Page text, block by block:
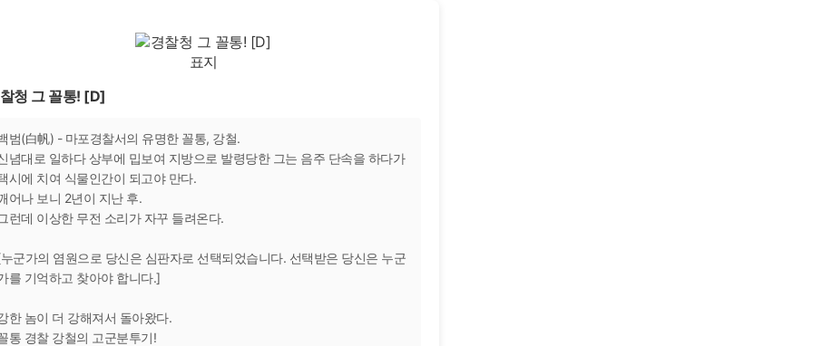
청 그 꼴통! [D]
범(白帆) - 마포경찰서의 유명한 꼴통, 강철.
념대로 일하다 상부에 밉보여 지방으로 발령당한 그는 음주 단속을 하다가
시에 치여 식물인간이 되고야 만다.
어나 보니 2년이 지난 후.
런데 이상한 무전 소리가 자꾸 들려온다.
군가의 염원으로 당신은 심판자로 선택되었습니다. 선택받은 당신은 누군
를 기억하고 찾아야 합니다.]
한 놈이 더 강해져서 돌아왔다.
통 경찰 강철의 고군분투기!